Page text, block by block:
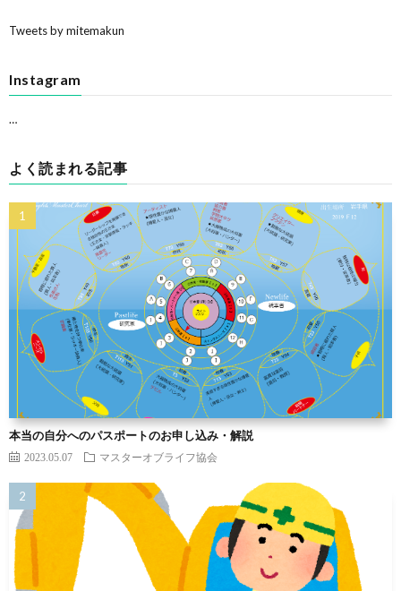
Tweets by mitemakun
Instagram
…
よく読まれる記事
本当の自分へのパスポートのお申し込み・解説
2023.05.07 マスターオブライフ協会